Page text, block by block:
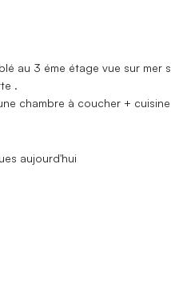
au 3 éme étage vue sur mer
.
chambre à coucher + cuisine
aujourd'hui